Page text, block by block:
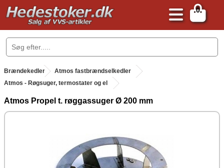
0
.
Brændekedler . Atmos fastbrændselkedler
Atmos - Røgsuger, termostater og el
Atmos Propel t. røggassuger Ø 200 mm